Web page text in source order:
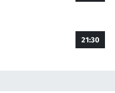
21:30